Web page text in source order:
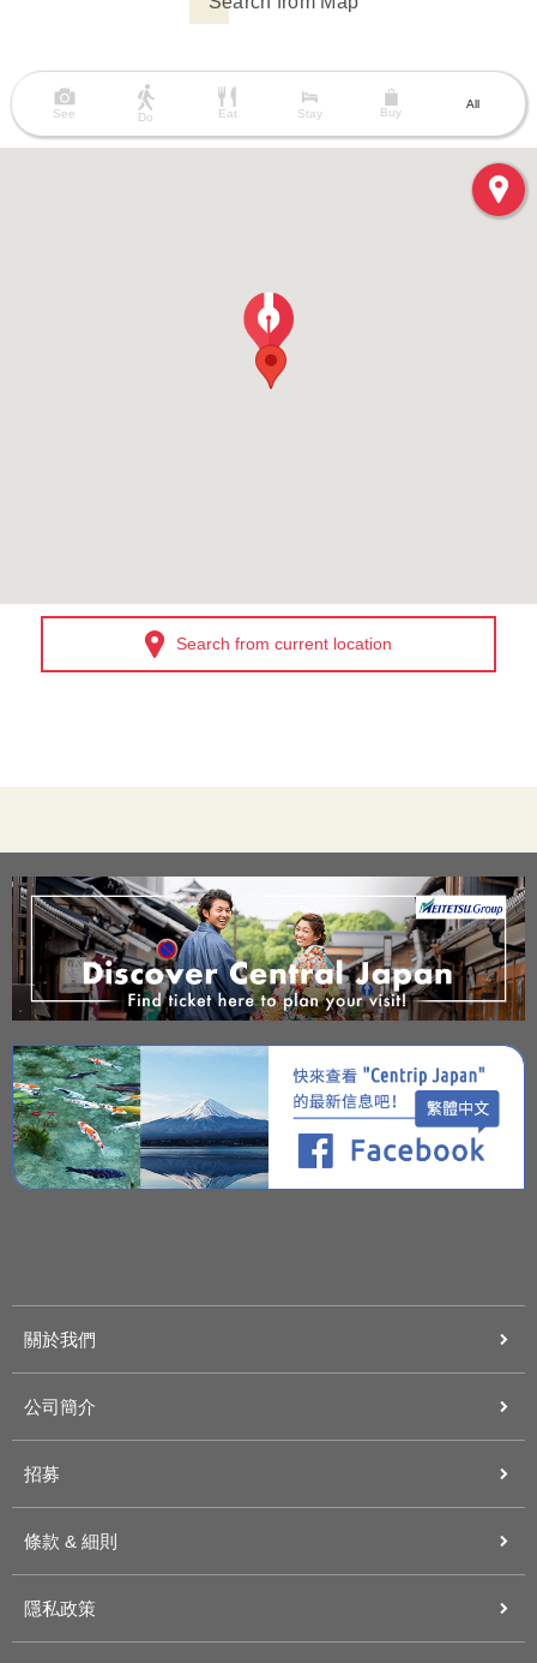
See Do Eat Stay Buy
All
Search from current location
關於我們
公司簡介
招募
條款 & 細則
隱私政策